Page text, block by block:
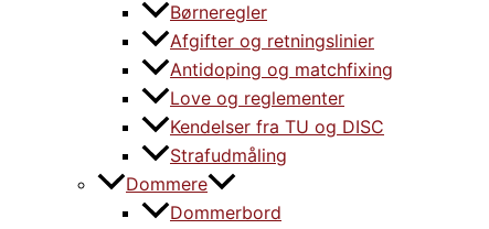
Børneregler
Afgifter og retningslinier
Antidoping og matchfixing
Love og reglementer
Kendelser fra TU og DISC
Strafudmåling
Dommere
Dommerbord